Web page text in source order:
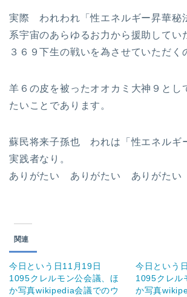
実際 われわれ「性エネルギー昇華秘
系宇宙のあらゆるお力から援助して
３６９下生の戦いを為させていただく
羊６の皮を被ったオオカミ大神９と
たいことであります。
蘇民将来子孫也 われは「性エネルギ
実践者なり。
ありがたい ありがたい ありがたい
関連
今日という日11月19日
1095クレルモン公会議、ほ
か写真wikipedia会議でのウ
今日という
1095クレル
か写真